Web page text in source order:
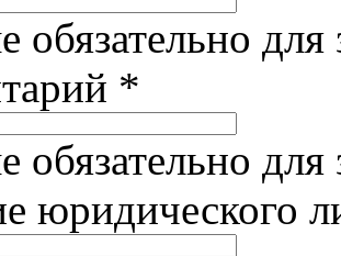
обязательно для
*
обязательно для
юридического